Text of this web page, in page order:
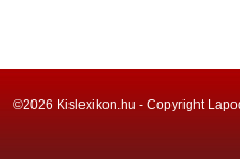
©2026 Kislexikon.hu - Copyright